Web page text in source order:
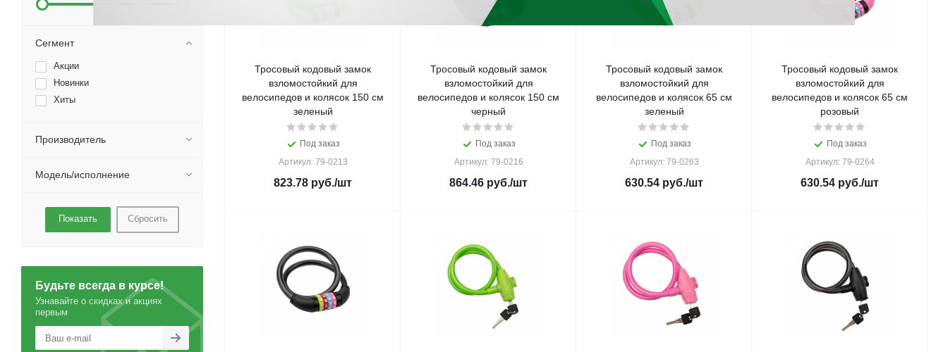
Тросовый кодовый замок
взломостойкий для
велосипедов и колясок 150 см
зеленый
Под заказ
Артикул: 79-0213
823.78 руб./шт
Тросовый кодовый замок
взломостойкий для
велосипедов и колясок 150 см
черный
Под заказ
Артикул: 79-0216
864.46 руб./шт
Тросовый кодовый замок
взломостойкий для
велосипедов и колясок 65 см
зеленый
Под заказ
Артикул: 79-0263
630.54 руб./шт
Тросовый кодовый замок
взломостойкий для
велосипедов и колясок 65 см
розовый
Под заказ
Артикул: 79-0264
630.54 руб./шт
Сегмент
Акции
Новинки
Хиты
Производитель
Модель/исполнение
Сбросить
Будьте всегда в курсе!
Узнавайте о скидках и акциях
первым